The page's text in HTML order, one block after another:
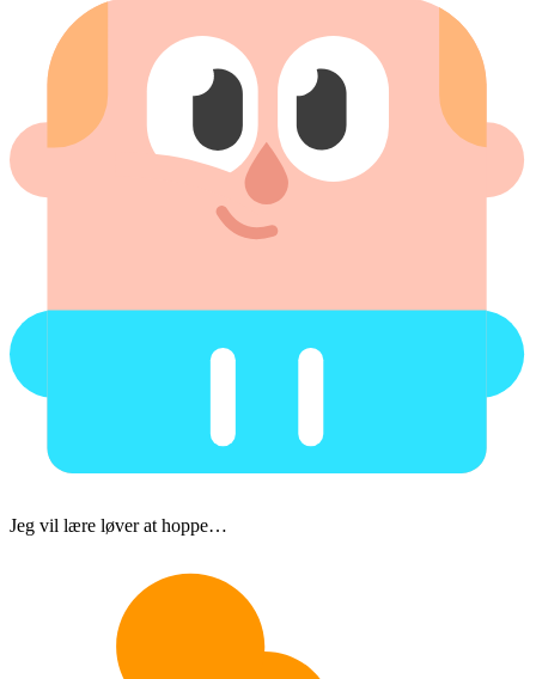
Jeg vil lære løver at hoppe…